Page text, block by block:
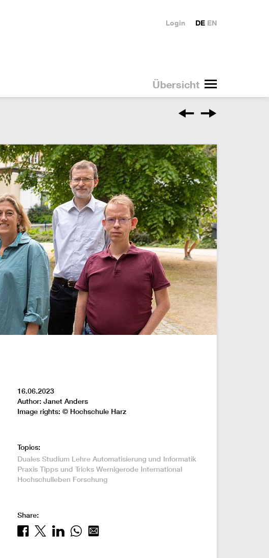
Übersicht
DE EN
Login
16.06.2023
Author: Janet Anders
Image rights: © Hochschule Harz
Topics:
Duales Studium Lehre Automatisierung und Informatik
Praxis Tipps und Tricks Wernigerode International
Hochschulleben Forschung
Share: